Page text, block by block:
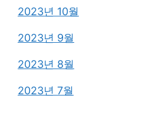
2023년 10월
2023년 9월
2023년 8월
2023년 7월